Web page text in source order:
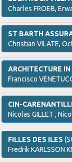
Charles FROEB,
ST BARTH
Christian VILATE,
ARCHITECTURE
Francisco
CIN-
Nicolas GILLET ,
FILLES DES ILES
FredrikKARLSSON